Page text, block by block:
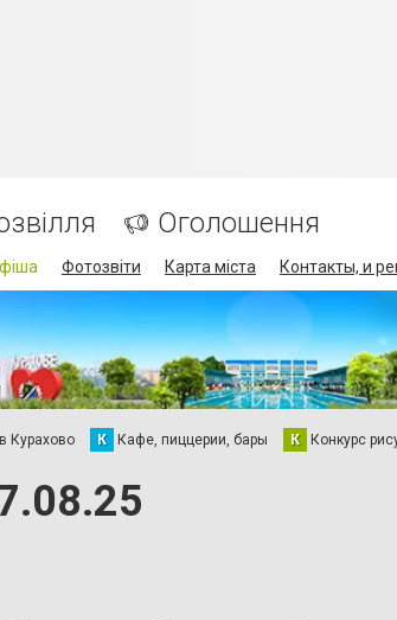
Оголошення
Фотозвіти Карта міста Контакты, и
Курахово К Кафе, пиццерии, бары К Конкурс